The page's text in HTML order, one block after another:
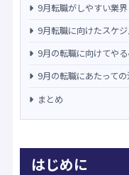
9月転職がしやすい業
9月転職に向けたスケ
9月の転職に向けてや
9月の転職にあたって
まとめ
はじめに